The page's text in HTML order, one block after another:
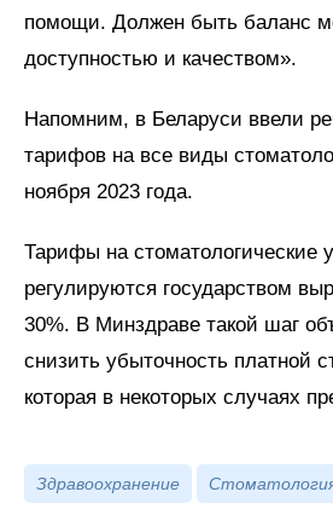
помощи. Должен быть баланс
доступностью и качеством».
Напомним, в Беларуси ввели
тарифов на все виды
ноября 2023 года.
Тарифы на стоматологические
регулируются государством
30%. В Минздраве такой шаг
снизить убыточность платной
которая в некоторых случаях
Здравоохранение